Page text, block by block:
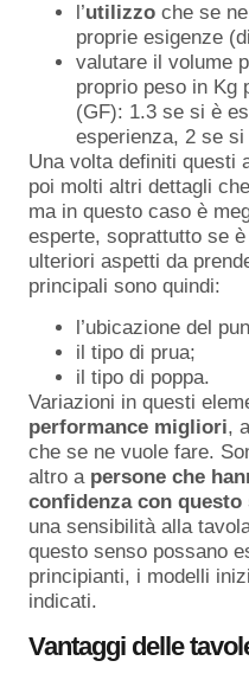
l’utilizzo che se
proprie esigenze
valutare il volume
proprio peso in Kg
(GF): 1.3 se si è
esperienza, 2 se
Una volta definiti questi
poi molti altri dettagli
ma in questo caso è
esperte, soprattutto se
ulteriori aspetti da
principali sono quindi:
l’ubicazione del
il tipo di prua;
il tipo di poppa.
Variazioni in questi
performance migliori,
che se ne vuole fare.
altro a persone che
confidenza con questo
una sensibilità alla
questo senso possano
principianti, i modelli
indicati.
Vantaggi delle